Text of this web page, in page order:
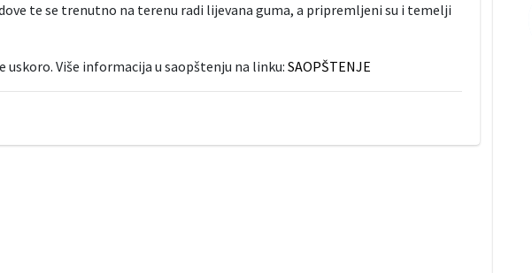
te se trenutno na terenu radi lijevana guma, a pripremljeni su i temelji
uskoro. Više informacija u saopštenju na linku: SAOPŠTENJE